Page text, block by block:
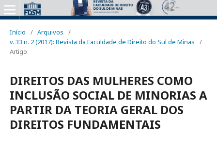
Início / Arquivos
/
v. 33 n. 2 (2017): Revista da Faculdade de Direito do Sul de Minas
/
Artigo
DIREITOS DAS MULHERES COMO
INCLUSÃO SOCIAL DE MINORIAS A
PARTIR DA TEORIA GERAL DOS
DIREITOS FUNDAMENTAIS